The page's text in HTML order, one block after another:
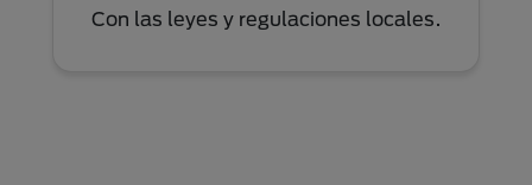
Con las leyes y regulaciones locales.